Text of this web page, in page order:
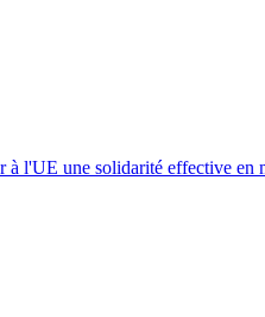
l'UE une solidarité effective en